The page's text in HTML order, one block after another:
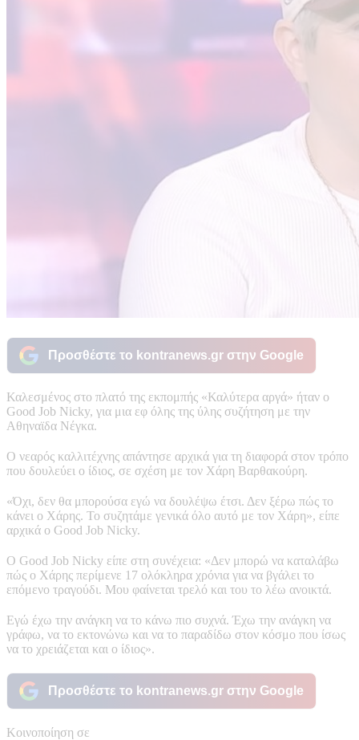
Προσθέστε το kontranews.gr στην Google
Καλεσμένος στο πλατό της εκπομπής «Καλύτερα αργά» ήταν ο
Good Job Nicky, για μια εφ όλης της ύλης συζήτηση με την
Αθηναϊδα Νέγκα.
Ο νεαρός καλλιτέχνης απάντησε αρχικά για τη διαφορά στον τρόπο
που δουλεύει ο ίδιος, σε σχέση με τον Χάρη Βαρθακούρη.
«Όχι, δεν θα μπορούσα εγώ να δουλέψω έτσι. Δεν ξέρω πώς το
κάνει ο Χάρης. Το συζητάμε γενικά όλο αυτό με τον Χάρη», είπε
αρχικά ο Good Job Nicky.
Ο Good Job Nicky είπε στη συνέχεια: «Δεν μπορώ να καταλάβω
πώς ο Χάρης περίμενε 17 ολόκληρα χρόνια για να βγάλει το
επόμενο τραγούδι. Μου φαίνεται τρελό και του το λέω ανοικτά.
Εγώ έχω την ανάγκη να το κάνω πιο συχνά. Έχω την ανάγκη να
γράφω, να το εκτονώνω και να το παραδίδω στον κόσμο που ίσως
να το χρειάζεται και ο ίδιος».
Προσθέστε το kontranews.gr στην Google
Κοινοποίηση σε